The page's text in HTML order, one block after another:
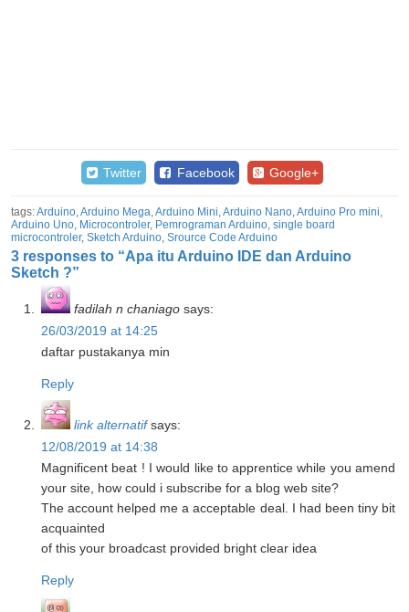
Twitter Facebook Google+
tags:Arduino Arduino Mega Arduino Mini Arduino Nano Arduino Pro mini
Arduino Uno Microcontroler, Pemrograman Arduino single board
microcontroler, Sketch Arduino Srource Code Arduino
3 responses to “Apa itu Arduino IDE dan Arduino
Sketch ?”
fadilah n chaniago says:
26/03/2019 at 14:25
daftar pustakanya min
Reply
link alternatif says:
12/08/2019 at 14:38
Magnificent beat ! I would like to apprentice while you amend
your site, how could i subscribe for a blog web site?
The account helped me a acceptable deal. I had been tiny bit
acquainted
of this your broadcast provided bright clear idea
Reply